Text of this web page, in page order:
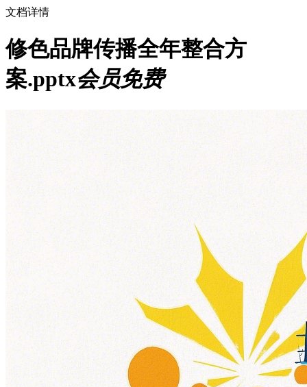
文档详情
修色品牌传播全年整合方
案.pptx会员免费